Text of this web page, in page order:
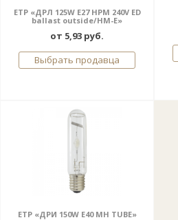
ETP «ДРЛ 125W E27 НРМ 240V ЕD
ballast outside/HM-E»
от 5,93 руб.
Выбрать продавца
ETP «ДРИ 150W E40 МН ТUBE»